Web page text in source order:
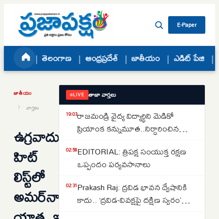
Skip to content
E-Paper
తెలంగాణ ఆంధ్రప్రదేశ్ జాతీయం ఎడిట్ పేజి
జాతీయం
› వార్తలు
ఉగ్రవాదుల
హిట్
లిస్ట్‌లో
అమర్‌నాథ్
LIVE తాజా వార్తలు
19:03రాజమండ్రి వైద్య విద్యార్థిని మెడికో
ప్రియాంక కన్నుమూత..నిర్దారించిన
02:58EDITORIAL: త్రిపక్ష సంయుక్త రక్షణ
ఒప్పందం పర్యవసానాలు
02:31Prakash Raj: ద్రవిడ భావన ద్వేషానికి
కాదు.. ‘ద్రవిడ-వివక్షపై దక్షిణ స్వరం’